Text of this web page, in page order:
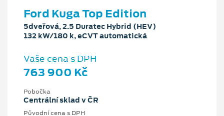
Ford Kuga Top Edition
5dveřová, 2.5 Duratec Hybrid (HEV)
132 kW/180 k, eCVT automatická
Vaše cena s DPH
763 900 Kč
Pobočka
Centrální sklad v ČR
Původní cena s DPH